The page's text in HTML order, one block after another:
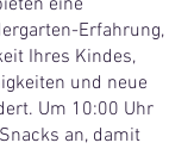
eine
Erfahrung,
Ihres Kindes,
und neue
Um 10:00 Uhr
an, damit